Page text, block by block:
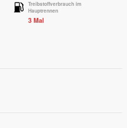
Treibstoffverbrauch im
Hauptrennen
3 Mal